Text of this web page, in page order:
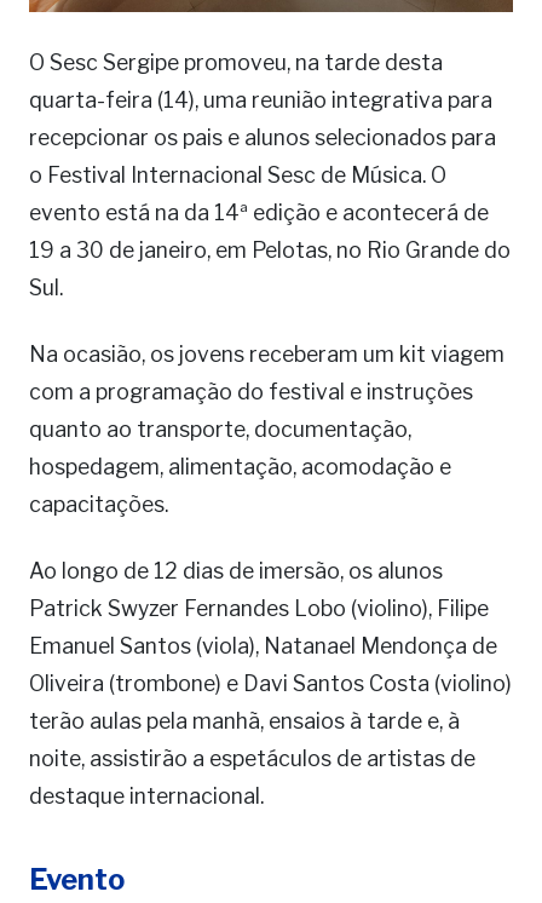
O Sesc Sergipe promoveu, na tarde desta
quarta-feira (14), uma reunião integrativa para
recepcionar os pais e alunos selecionados para
o Festival Internacional Sesc de Música. O
evento está na da 14ª edição e acontecerá de
19 a 30 de janeiro, em Pelotas, no Rio Grande do
Sul.
Na ocasião, os jovens receberam um kit viagem
com a programação do festival e instruções
quanto ao transporte, documentação,
hospedagem, alimentação, acomodação e
capacitações.
Ao longo de 12 dias de imersão, os alunos
Patrick Swyzer Fernandes Lobo (violino), Filipe
Emanuel Santos (viola), Natanael Mendonça de
Oliveira (trombone) e Davi Santos Costa (violino)
terão aulas pela manhã, ensaios à tarde e, à
noite, assistirão a espetáculos de artistas de
destaque internacional.
Evento